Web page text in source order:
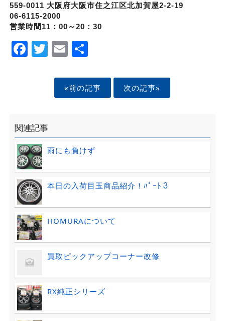
559-0011 大阪府大阪市住之江区北加賀屋2-2-19
06-6115-2000
営業時間11：00～20：30
Facebook
Twitter
EmailShare
«前の記事 次の記事»
関連記事
雨にも負けず
本日の入荷目玉商品紹介！ﾊﾟｰﾄ３
HOMURAについて
買取ピックアップコーナー改修
RX純正シリーズ